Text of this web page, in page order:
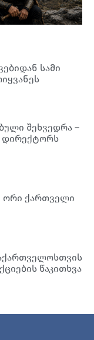
სამი
შეხვედრა –
დირექტორს
ორი ქართველი
წაკითხვა